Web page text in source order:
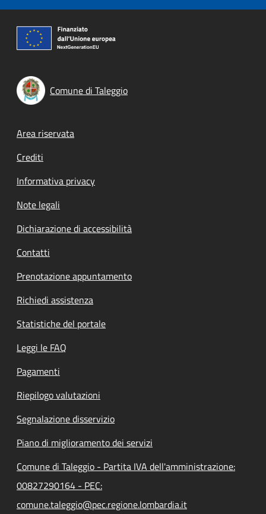
Comune di Taleggio
Footer menu
Area riservata
Crediti
Informativa privacy
Note legali
Dichiarazione di accessibilità
Contatti
Prenotazione appuntamento
Richiedi assistenza
Statistiche del portale
Leggi le FAQ
Pagamenti
Riepilogo valutazioni
Segnalazione disservizio
Piano di miglioramento dei servizi
Comune di Taleggio - Partita IVA dell'amministrazione:
00827290164 - PEC:
comune.taleggio@pec.regione.lombardia.it